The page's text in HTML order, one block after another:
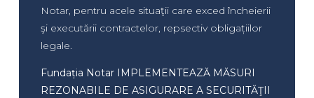
Notar, pentru acele situaţii care exced încheierii
şi executării contractelor, repsectiv obligațiilor
legale.
Fundația Notar IMPLEMENTEAZĂ MĂSURI
REZONABILE DE ASIGURARE A SECURITĂŢII